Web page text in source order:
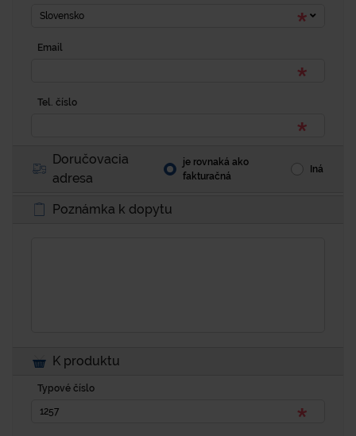
Slovensko
Email
Tel. číslo
Doručovacia
adresa
je rovnaká ako
fakturačná
Iná
Poznámka k dopytu
K produktu
Typové číslo